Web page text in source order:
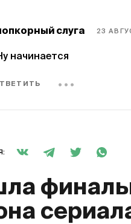
слуга 23
начинается